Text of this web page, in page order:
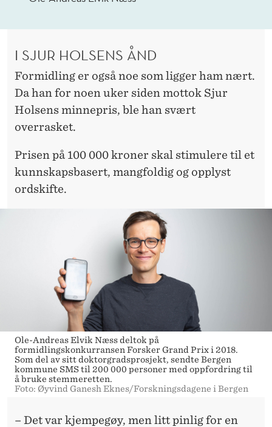
I SJUR HOLSENS ÅND
Formidling er også noe som ligger ham nært.
Da han for noen uker siden mottok Sjur
Holsens minnepris, ble han svært
overrasket.
Prisen på 100 000 kroner skal stimulere til et
kunnskapsbasert, mangfoldig og opplyst
ordskifte.
Ole-Andreas Elvik Næss deltok på
formidlingskonkurransen Forsker Grand Prix i 2018.
Som del av sitt doktorgradsprosjekt, sendte Bergen
kommune SMS til 200 000 personer med oppfordring til
å bruke stemmeretten.
Foto: Øyvind Ganesh Eknes/Forskningsdagene i Bergen
– Det var kjempegøy, men litt pinlig for en